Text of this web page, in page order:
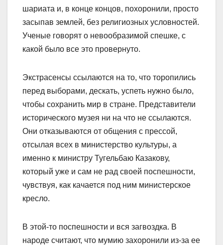
шариата и, в конце концов, похоронили, просто
засыпав землей, без религиозных условностей.
Ученые говорят о невообразимой спешке, с
какой было все это провернуто.
Экстрасенсы ссылаются на то, что торопились
перед выборами, дескать, успеть нужно было,
чтобы сохранить мир в стране. Представители
исторического музея ни на что не ссылаются.
Они отказываются от общения с прессой,
отсылая всех в министерство культуры, а
именно к министру Тугельбаю Казакову,
который уже и сам не рад своей поспешности,
чувст­вуя, как качается под ним министерское
кресло.
В этой-то поспешности и вся загвоздка. В
народе считают, что мумию захоронили из-за ее